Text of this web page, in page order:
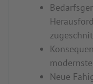
Neue